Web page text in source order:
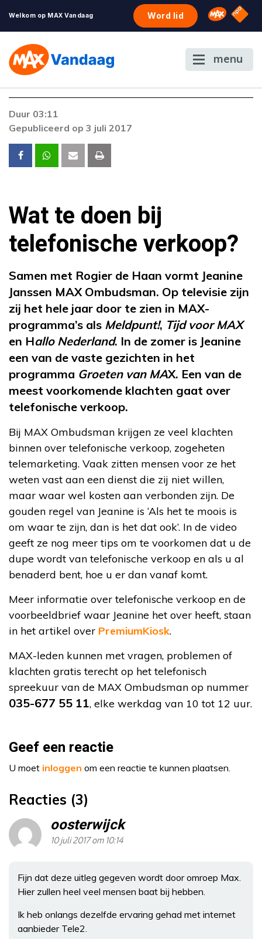
Welkom op MAX Vandaag Word lid Omroep
NPO
menu
Duur 03:11
Gepubliceerd op 3 juli 2017
Wat te doen bij
telefonische verkoop?
Samen met Rogier de Haan vormt Jeanine
Janssen MAX Ombudsman. Op televisie zijn
zij het hele jaar door te zien in MAX-
programma’s als Meldpunt!, Tijd voor MAX
en Hallo Nederland. In de zomer is Jeanine
een van de vaste gezichten in het
programma Groeten van MAX. Een van de
meest voorkomende klachten gaat over
telefonische verkoop.
Bij MAX Ombudsman krijgen ze veel klachten
binnen over telefonische verkoop, zogeheten
telemarketing. Vaak zitten mensen voor ze het
weten vast aan een dienst die zij niet willen,
maar waar wel kosten aan verbonden zijn. De
gouden regel van Jeanine is ‘Als het te moois is
om waar te zijn, dan is het dat ook’. In de video
geeft ze nog meer tips om te voorkomen dat u de
dupe wordt van telefonische verkoop en als u al
benaderd bent, hoe u er dan vanaf komt.
Meer informatie over telefonische verkoop en de
voorbeeldbrief waar Jeanine het over heeft, staan
in het artikel over PremiumKiosk.
MAX-leden kunnen met vragen, problemen of
klachten gratis terecht op het telefonisch
spreekuur van de MAX Ombudsman op nummer
035-677 55 11, elke werkdag van 10 tot 12 uur.
Geef een reactie
U moet inloggen om een reactie te kunnen plaatsen.
Reacties (3)
oosterwijck
10 juli 2017 om 10:14
Fijn dat deze uitleg gegeven wordt door omroep Max.
Hier zullen heel veel mensen baat bij hebben.
Ik heb onlangs dezelfde ervaring gehad met internet
aanbieder Tele2.